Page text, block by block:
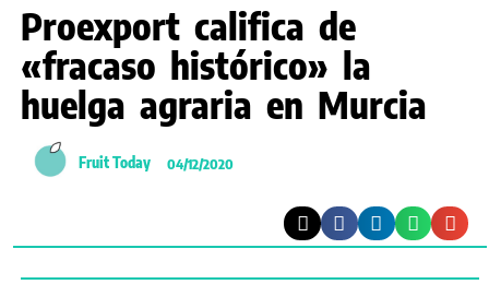
Proexport califica de
«fracaso histórico» la
huelga agraria en Murcia
Fruit Today 04/12/2020